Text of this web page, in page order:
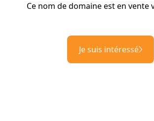
Ce nom de domaine est en vente
Je suis intéressé